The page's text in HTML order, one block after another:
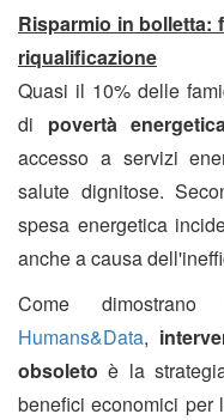
Risparmio in bolletta:
riqualificazione
Quasi il 10% delle
di povertà
accesso a servizi
salute dignitose.
spesa energetica
anche a causa
Come dimostrano
Humans&Data,
obsoleto è la
benefici economici per